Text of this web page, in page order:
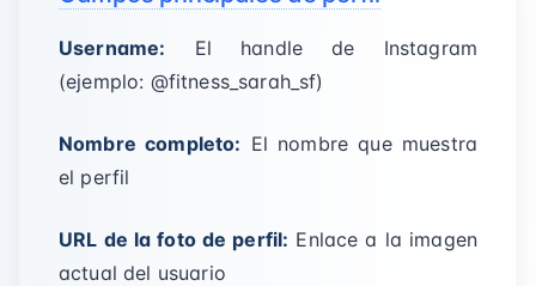
Username: El handle de Instagram
(ejemplo: @fitness_sarah_sf)
Nombre completo: El nombre que muestra
el perfil
URL de la foto de perfil: Enlace a la imagen
actual del usuario